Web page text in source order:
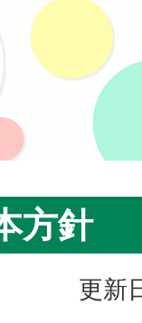
方針
更新